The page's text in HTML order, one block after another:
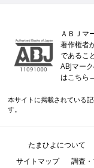
ＡＢＪマ
著作権者
であるこ
ABJマー
はこち
本サイトに掲載されている
す。
たまひよについて
サイトマップ
調査